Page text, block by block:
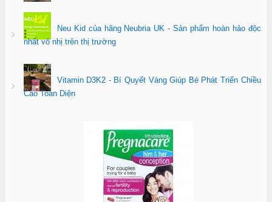
Neu Kid của hãng Neubria UK - Sản phẩm hoàn hảo độc
nhất vô nhị trên thị trường
Vitamin D3K2 - Bí Quyết Vàng Giúp Bé Phát Triển Chiều
Cao Toàn Diện